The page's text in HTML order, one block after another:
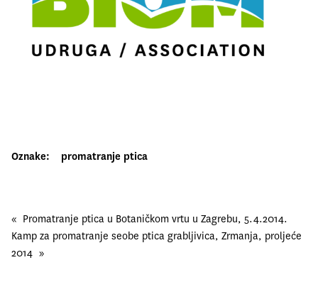
Oznake: promatranje ptica
« Promatranje ptica u Botaničkom vrtu u Zagrebu, 5.4.2014.
Kamp za promatranje seobe ptica grabljivica, Zrmanja, proljeće
2014 »